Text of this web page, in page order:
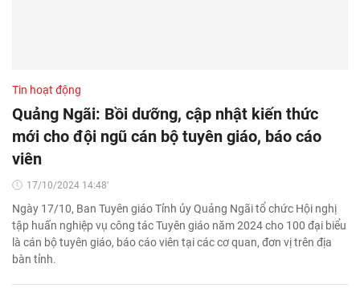
Tin hoạt động
Quảng Ngãi: Bồi dưỡng, cập nhật kiến thức
mới cho đội ngũ cán bộ tuyên giáo, báo cáo
viên
17/10/2024 14:48'
Ngày 17/10, Ban Tuyên giáo Tỉnh ủy Quảng Ngãi tổ chức Hội nghị
tập huấn nghiệp vụ công tác Tuyên giáo năm 2024 cho 100 đại biểu
là cán bộ tuyên giáo, báo cáo viên tại các cơ quan, đơn vị trên địa
bàn tỉnh.